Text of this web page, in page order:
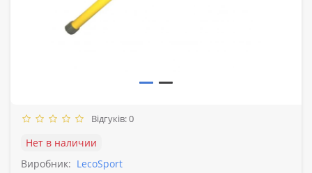
Відгуків: 0
Нет в наличии
Виробник: LecoSport